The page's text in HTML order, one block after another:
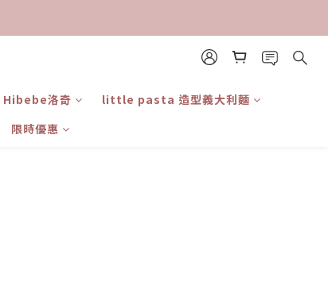
Hibebe洛奇
little pasta 造型義大利麵
限時優惠